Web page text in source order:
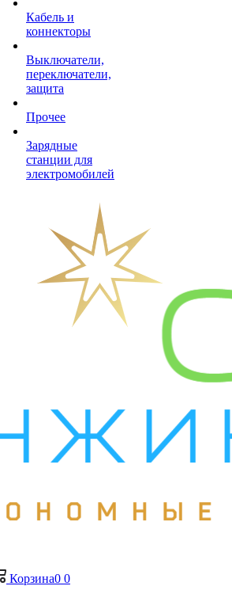
Кабель и
коннекторы
Выключатели,
переключатели,
защита
Прочее
Зарядные
станции для
электромобилей
Корзина0 0